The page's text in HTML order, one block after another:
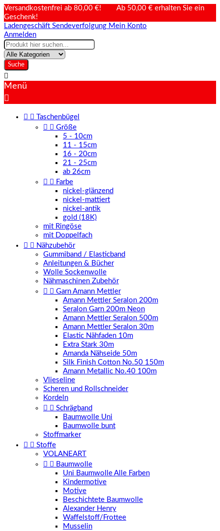
Versandkostenfrei ab 80,00 €! Ab 50,00 € erhalten Sie ein
Geschenk!
Ladengeschäft Sendeverfolgung Mein Konto
Anmelden
Suche

Menü

 
Taschenbügel
  Größe
5 - 10cm
11 - 15cm
16 - 20cm
21 - 25cm
ab 26cm
  Farbe
nickel-glänzend
nickel-mattiert
nickel-antik
gold (18K)
mit Ringöse
mit Doppelfach
  Nähzubehör
Gummiband / Elasticband
Anleitungen & Bücher
Wolle Sockenwolle
Nähmaschinen Zubehör
  Garn Amann Mettler
Amann Mettler Seralon 200m
Seralon Garn 200m Neon
Amann Mettler Seralon 500m
Amann Mettler Seralon 30m
Elastic Nähfaden 10m
Extra Stark 30m
Amanda Nähseide 50m
Silk Finish Cotton No.50 150m
Amann Metallic No.40 100m
Vlieseline
Scheren und Rollschneider
Kordeln
  Schrägband
Baumwolle Uni
Baumwolle bunt
Stoffmarker
  Stoffe
VOLANEART
  Baumwolle
Uni Baumwolle Alle Farben
Kindermotive
Motive
Beschichtete Baumwolle
Alexander Henry
Waffelstoff/Frottee
Musselin